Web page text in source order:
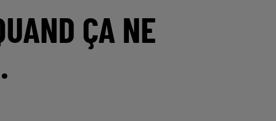
ÇA NE